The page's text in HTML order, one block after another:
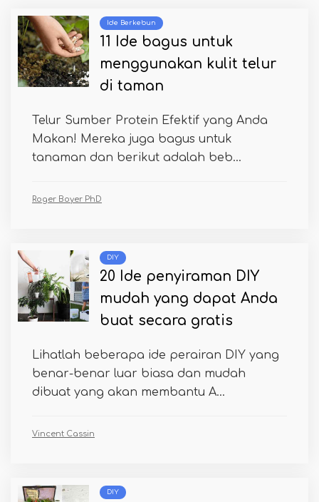
Ide Berkebun
11 Ide bagus untuk
menggunakan kulit telur
di taman
Telur Sumber Protein Efektif yang Anda
Makan! Mereka juga bagus untuk
tanaman dan berikut adalah beb...
Roger Boyer PhD
DIY
20 Ide penyiraman DIY
mudah yang dapat Anda
buat secara gratis
Lihatlah beberapa ide perairan DIY yang
benar-benar luar biasa dan mudah
dibuat yang akan membantu A...
Vincent Cassin
DIY